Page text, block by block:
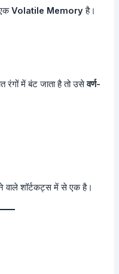
Volatile Memoryहै।
में बंट जाता है तो उसेवर्ण-
वाले शॉर्टकट्स में से एक है।